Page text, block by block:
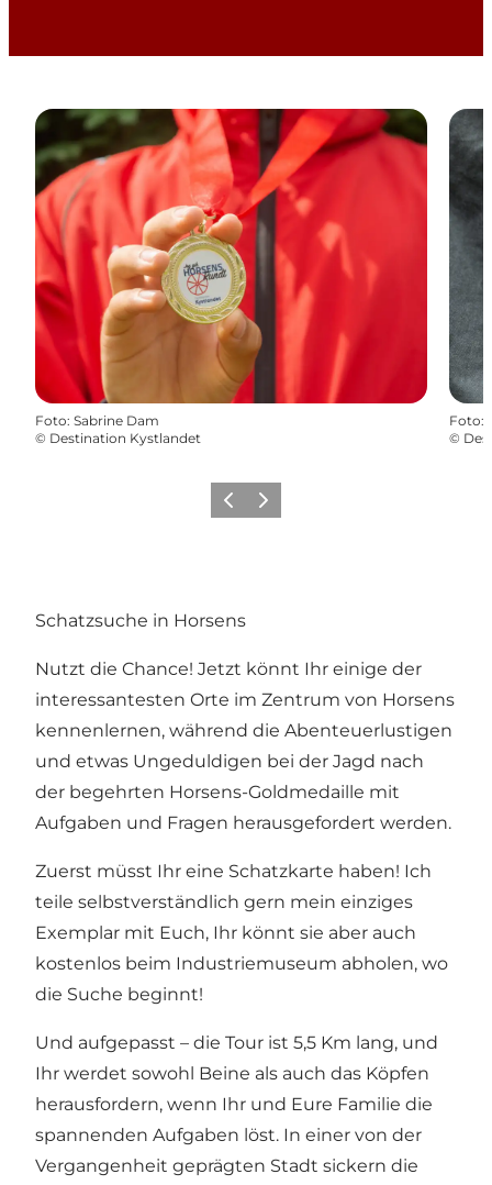
Foto: Sabrine Dam
© Destination Kystlandet
Foto:
©
ZurückWeiter
Schatzsuche in Horsens
Nutzt die Chance! Jetzt könnt Ihr einige der
interessantesten Orte im Zentrum von Horsens
kennenlernen, während die Abenteuerlustigen
und etwas Ungeduldigen bei der Jagd nach
der begehrten Horsens-Goldmedaille mit
Aufgaben und Fragen herausgefordert werden.
Zuerst müsst Ihr eine Schatzkarte haben! Ich
teile selbstverständlich gern mein einziges
Exemplar mit Euch, Ihr könnt sie aber auch
kostenlos beim Industriemuseum abholen, wo
die Suche beginnt!
Und aufgepasst – die Tour ist 5,5 Km lang, und
Ihr werdet sowohl Beine als auch das Köpfen
herausfordern, wenn Ihr und Eure Familie die
spannenden Aufgaben löst. In einer von der
Vergangenheit geprägten Stadt sickern die